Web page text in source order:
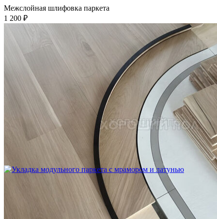
Межслойная шлифовка паркета
1 200 ₽
Устройство криволинейного бордюра в паркете